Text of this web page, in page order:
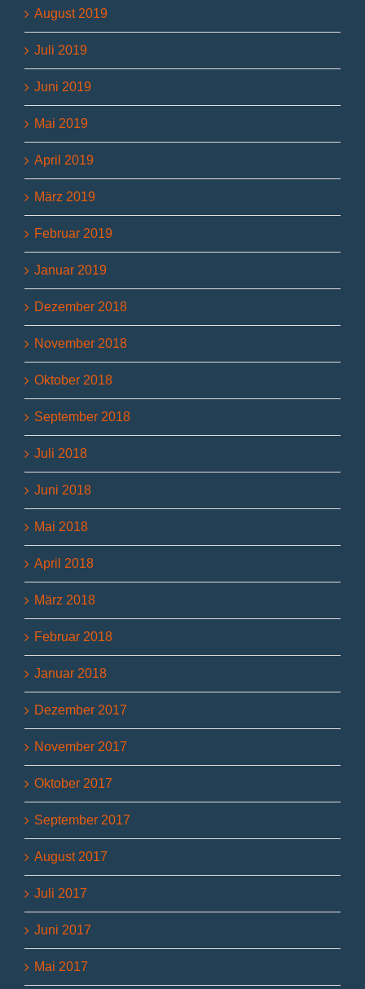
August 2019
Juli 2019
Juni 2019
Mai 2019
April 2019
März 2019
Februar 2019
Januar 2019
Dezember 2018
November 2018
Oktober 2018
September 2018
Juli 2018
Juni 2018
Mai 2018
April 2018
März 2018
Februar 2018
Januar 2018
Dezember 2017
November 2017
Oktober 2017
September 2017
August 2017
Juli 2017
Juni 2017
Mai 2017